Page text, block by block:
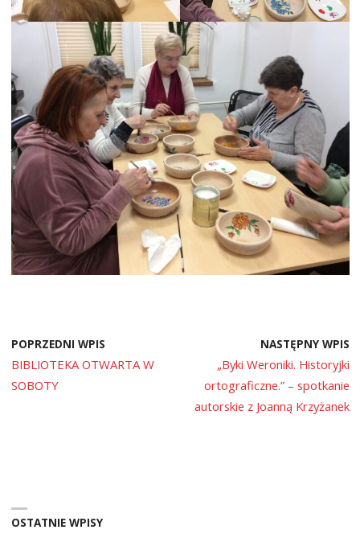
POPRZEDNI WPIS
BIBLIOTEKA OTWARTA W
SOBOTY
NASTĘPNY WPIS
„Byki Weroniki. Historyjki
ortograficzne.” – spotkanie
autorskie z Joanną Krzyżanek
OSTATNIE WPISY